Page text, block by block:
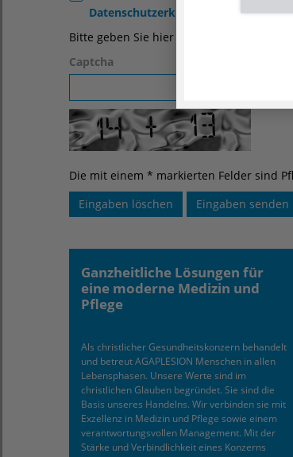
Datenschutzerklärung
Bitte geben Sie hier die
Captcha
Die mit einem * markierten Felder sind
Ganzheitliche Lösungen für
eine moderne Medizin und
Pflege
Als christlicher Gesundheitskonzern behandelt
und betreut AGAPLESION Menschen in allen
Lebensphasen. Unsere Werte sind im
christlichen Glauben begründet. Sie sind die
Basis unseres Handelns. Wir verbinden sie mit
Exzellenz in Medizin und Pflege sowie einem
verantwortungsvollen Management. Mit der
Stärke und Verbindlichkeit eines Konzerns